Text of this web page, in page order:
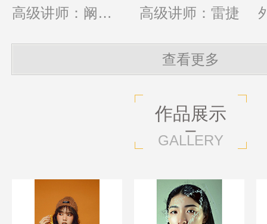
高级讲师：阚丹妮 高级讲师：雷捷
查看更多
作品展示
GALLERY